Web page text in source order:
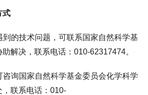
式
到的技术问题，可联系国家自然科学基
解决，联系电话：010-62317474。
咨询国家自然科学基金委员会化学科学
联系电话：010-